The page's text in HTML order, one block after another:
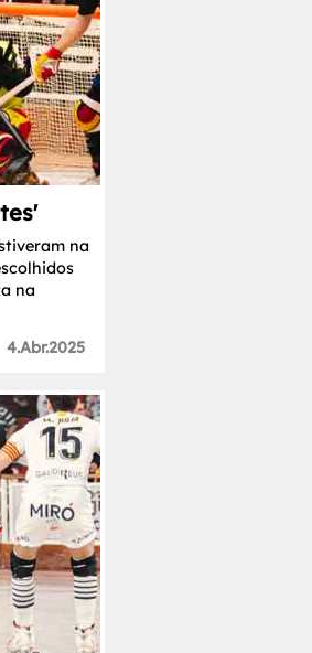
na
na
4.Abr.2025